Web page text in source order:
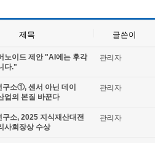
제목 글쓴이
노이드 제안 "AI에는 후각
다."
관리자
구소①, 센서 아닌 데이
업의 본질 바꾼다
관리자
구소, 2025 지식재산대전
사회장상 수상
관리자